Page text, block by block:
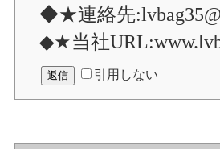
◆★連絡先
◆★当社
引用しない